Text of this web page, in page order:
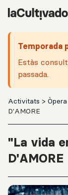
Salta al contingut
Temporada
Estàs
passada.
Activitats > Òpera
D'AMORE
"La vida
D'AMORE